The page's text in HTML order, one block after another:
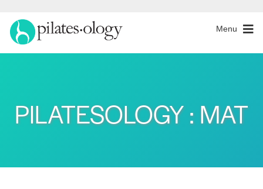
Menu
PILATESOLOGY : MAT